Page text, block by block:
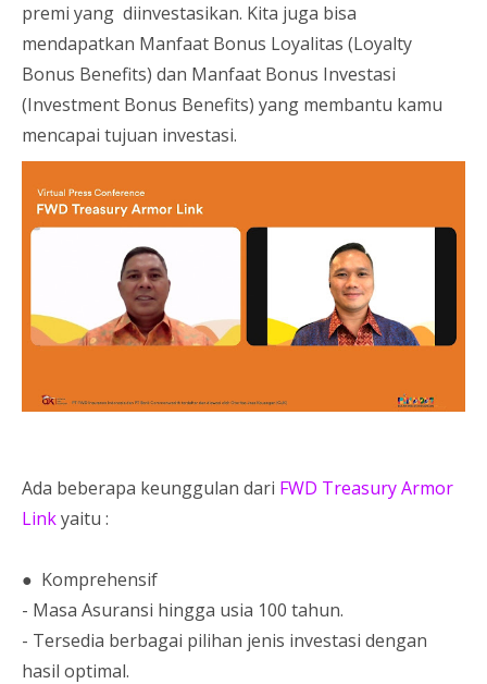
premi yang diinvestasikan. Kita juga bisa
mendapatkan Manfaat Bonus Loyalitas (Loyalty
Bonus Benefits) dan Manfaat Bonus Investasi
(Investment Bonus Benefits) yang membantu kamu
mencapai tujuan investasi.
Ada beberapa keunggulan dari FWD Treasury Armor
Linkyaitu :
● Komprehensif
- Masa Asuransi hingga usia 100 tahun.
- Tersedia berbagai pilihan jenis investasi dengan
hasil optimal.